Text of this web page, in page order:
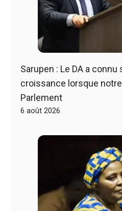
Sarupen : Le DA a connu
croissance lorsque
Parlement
6 août 2026